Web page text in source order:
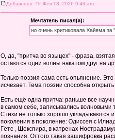
Добавлено: Пт Фев 13, 2026 9:46 am
Мечтатель писал(а):
но очень критиковала Хайяма за
О, да, "притча во языцех" - фраза,
остаются одни волны накатом друг на
Только поэзия сама есть опьянение.
исчезает. Тема поэзии способна
Есть ещё одна притча: раньше все
в самом себе, записывались волновыми
Стихи не только хорошо укладываются
поколения в поколение: Одиссея с
Гёте , Шекспира, в катренах
познания. Оттого такая зашифровка